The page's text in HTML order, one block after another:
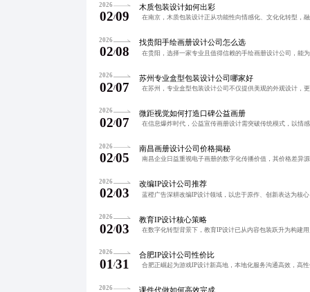
2026
02/09
木质包装设计如何出彩
2026
02/08
找贵阳手绘画册设计公司怎么选
2026
02/07
苏州专业盒型包装设计公司哪家好
2026
02/07
微距视觉如何打造口碑公益画册
2026
02/05
南昌画册设计公司价格揭秘
2026
02/03
改编IP设计公司推荐
2026
02/03
教育IP设计核心策略
2026
01/31
合肥IP设计公司性价比
2026 课件代做如何高效完成